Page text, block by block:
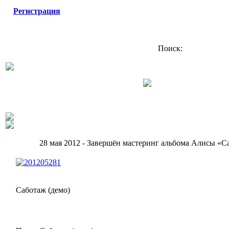
Регистрация
Поиск:
28 мая 2012 - Завершён мастеринг альбома Алисы
Саботаж (демо)